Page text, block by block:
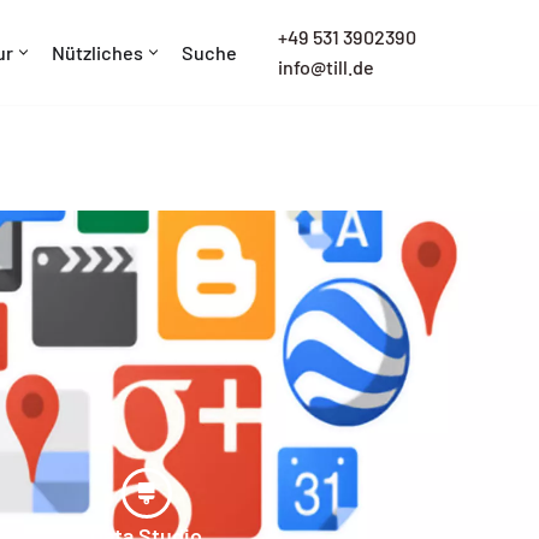
Nützliches Suche
+49 531 3902390
info@till.de